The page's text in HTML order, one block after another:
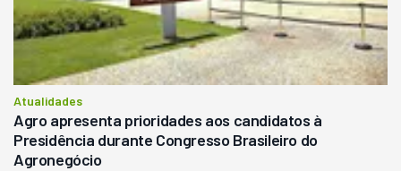
Atualidades
Agro apresenta prioridades aos candidatos à
Presidência durante Congresso Brasileiro do
Agronegócio